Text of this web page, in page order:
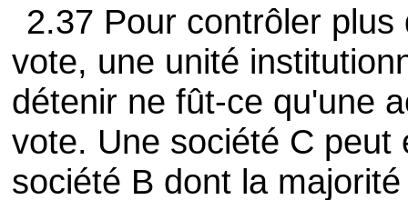
2.37 Pour contrôler
vote, une unité
détenir ne fût-ce qu'une
vote. Une société C
société B dont la